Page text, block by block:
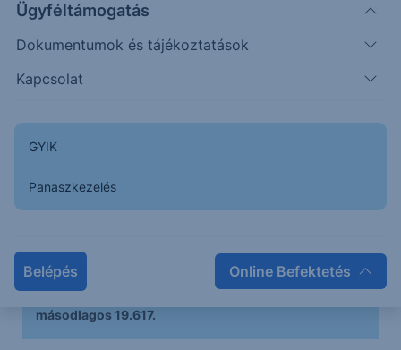
Ügyféltámogatás
Dokumentumok és tájékoztatások
Kapcsolat
GYIK
Panaszkezelés
Belépés Online Befektetés
A látott esés után, egyelőre csak korrekciós jellegű
emelkedés érkezett az év végén a piacra, mely
reálisnak.
A következő napokban egy rövid emelkedés
lehetősége mellett (az ellenállásig), esésre
számítunk, melynek elsődleges célára 19.800 a
másodlagos 19.617.